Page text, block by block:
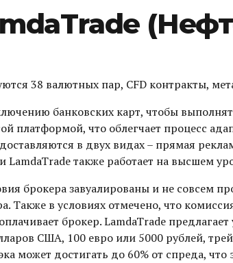
38 валютных пар, CFD контракты,
банковских карт, чтобы
платформой, что облегчает процесс
в двух видах – прямая
LamdaTrade также работает на высшем
брокера завуалированы и не
в условиях отмечено, что
брокер. LamdaTrade
США, 100 евро или 5000 рублей,
может достигать до 60% от спреда,